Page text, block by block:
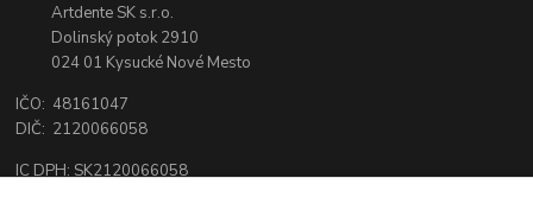
Artdente SK s.r.o.
Dolinský potok 2910
024 01 Kysucké Nové Mesto
IČO: 48161047
DIČ: 2120066058
IC DPH: SK2120066058